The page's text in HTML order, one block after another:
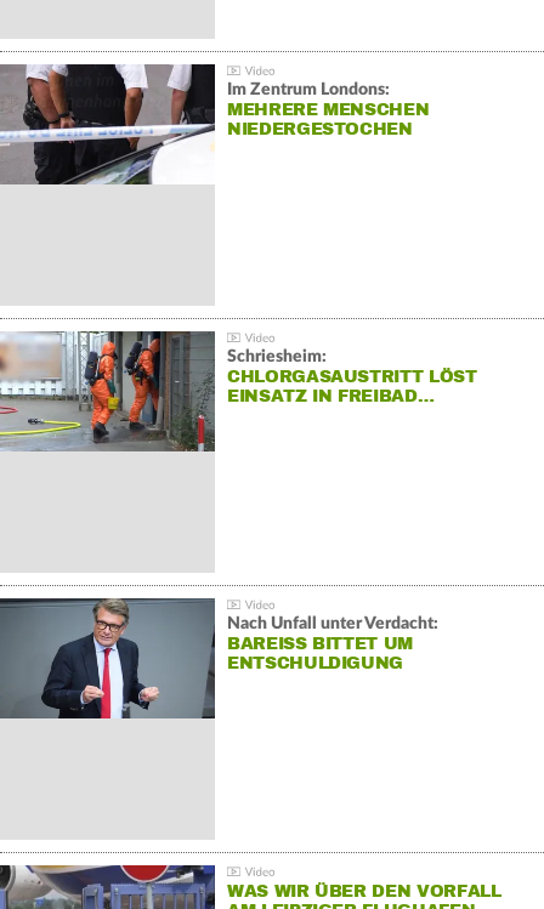
Im Zentrum Londons:
MEHRERE MENSCHEN
NIEDERGESTOCHEN
Schriesheim:
CHLORGASAUSTRITT LÖST
EINSATZ IN FREIBAD…
Nach Unfall unter Verdacht:
BAREISS BITTET UM E
NTSCHULDIGUNG
WAS WIR ÜBER DEN VORFALL